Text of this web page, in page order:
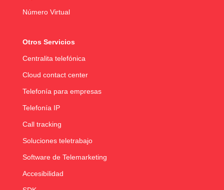
Número Virtual
Otros Servicios
Centralita telefónica
Cloud contact center
Telefonía para empresas
Telefonía IP
Call tracking
Soluciones teletrabajo
Software de Telemarketing
Accesibilidad